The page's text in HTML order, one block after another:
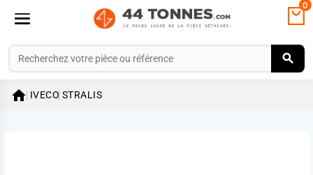
0
 IVECO STRALIS